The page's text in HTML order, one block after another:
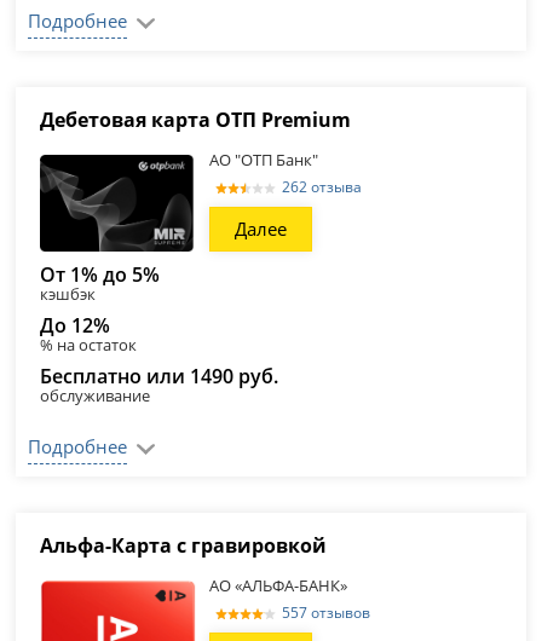
Подробнее
Дебетовая карта ОТП Premium
АО "ОТП Банк"
262 отзыва
Далее
От 1% до 5%
кэшбэк
До 12%
% на остаток
Бесплатно или 1490 руб.
обслуживание
Подробнее
Альфа-Карта с гравировкой
АО «АЛЬФА-БАНК»
557 отзывов